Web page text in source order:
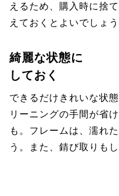
えるため、購入時に捨
えておくとよいでしょう
綺麗な状態に
しておく
できるだけきれいな状
リーニングの手間が省
も。フレームは、濡れ
う。また、錆び取りも